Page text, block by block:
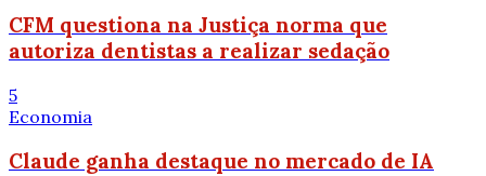
CFM questiona na Justiça norma que
autoriza dentistas a realizar sedação
5
Economia
Claude ganha destaque no mercado de IA